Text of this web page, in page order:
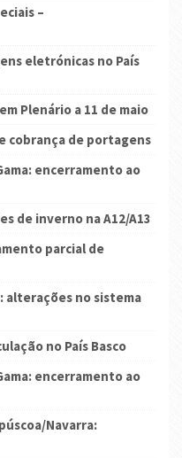
–
eletrónicas no País
Plenário a 11 de maio
cobrança de portagens
encerramento ao
de inverno na A12/A13
parcial de
alterações no sistema
no País Basco
encerramento ao
Navarra: